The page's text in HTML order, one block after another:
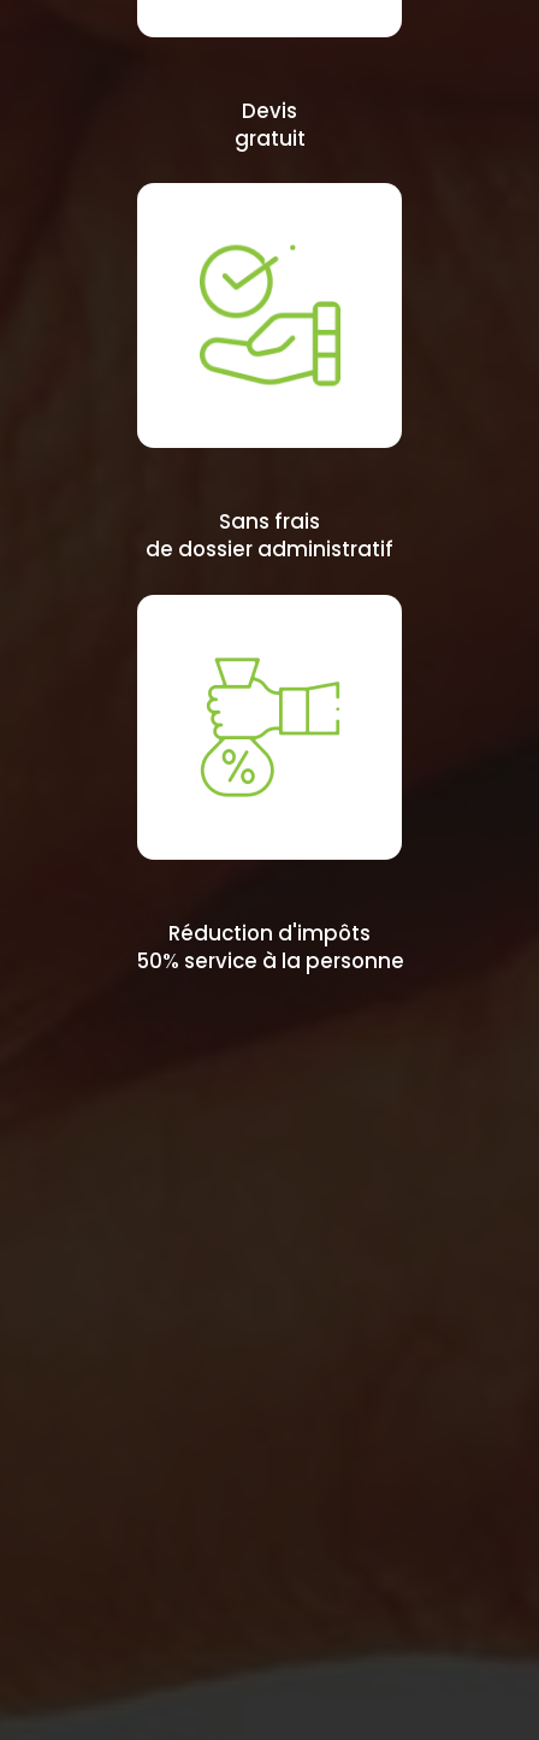
Devis
gratuit
Sans frais
de dossier administratif
Réduction d'impôts
50% service à la personne